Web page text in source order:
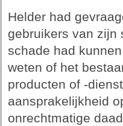
Helder had
gebruikers van zijn
schade had
weten of het
producten of -
aansprakelijkheid
onrechtmatige